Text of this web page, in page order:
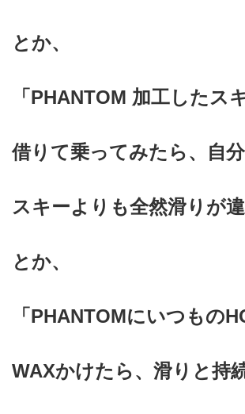
とか、
「PHANTOM 加工したス
借りて乗ってみたら、 自
スキーよりも全然滑りが
とか、
「PHANTOMにいつもの
WAXかけたら、滑りと持